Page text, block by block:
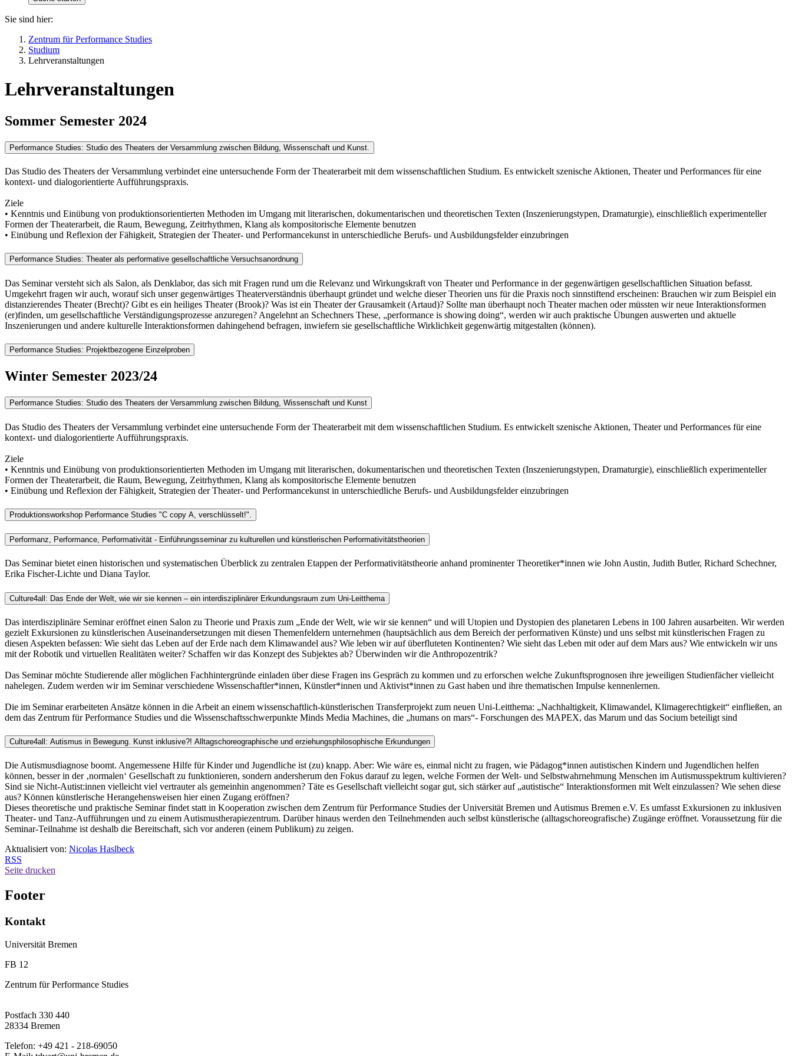
Sie sind hier:
Zentrum für Performance Studies
Studium
Lehrveranstaltungen
Lehrveranstaltungen
Sommer Semester 2024
Performance Studies: Studio des Theaters der Versammlung zwischen Bildung, Wissenschaft und Kunst.
Das Studio des Theaters der Versammlung verbindet eine untersuchende Form der Theaterarbeit mit dem wissenschaftlichen Studium. Es entwickelt szenische Aktionen, Theater und Performances für eine
kontext- und dialogorientierte Aufführungspraxis.
Ziele
• Kenntnis und Einübung von produktionsorientierten Methoden im Umgang mit literarischen, dokumentarischen und theoretischen Texten (Inszenierungstypen, Dramaturgie), einschließlich experimenteller
Formen der Theaterarbeit, die Raum, Bewegung, Zeitrhythmen, Klang als kompositorische Elemente benutzen
• Einübung und Reflexion der Fähigkeit, Strategien der Theater- und Performancekunst in unterschiedliche Berufs- und Ausbildungsfelder einzubringen
Performance Studies: Theater als performative gesellschaftliche Versuchsanordnung
Das Seminar versteht sich als Salon, als Denklabor, das sich mit Fragen rund um die Relevanz und Wirkungskraft von Theater und Performance in der gegenwärtigen gesellschaftlichen Situation befasst.
Umgekehrt fragen wir auch, worauf sich unser gegenwärtiges Theaterverständnis überhaupt gründet und welche dieser Theorien uns für die Praxis noch sinnstiftend erscheinen: Brauchen wir zum Beispiel ein
distanzierendes Theater (Brecht)? Gibt es ein heiliges Theater (Brook)? Was ist ein Theater der Grausamkeit (Artaud)? Sollte man überhaupt noch Theater machen oder müssten wir neue Interaktionsformen
(er)finden, um gesellschaftliche Verständigungsprozesse anzuregen? Angelehnt an Schechners These, „performance is showing doing“, werden wir auch praktische Übungen auswerten und aktuelle
Inszenierungen und andere kulturelle Interaktionsformen dahingehend befragen, inwiefern sie gesellschaftliche Wirklichkeit gegenwärtig mitgestalten (können).
Performance Studies: Projektbezogene Einzelproben
Winter Semester 2023/24
Performance Studies: Studio des Theaters der Versammlung zwischen Bildung, Wissenschaft und Kunst
Das Studio des Theaters der Versammlung verbindet eine untersuchende Form der Theaterarbeit mit dem wissenschaftlichen Studium. Es entwickelt szenische Aktionen, Theater und Performances für eine
kontext- und dialogorientierte Aufführungspraxis.
Ziele
• Kenntnis und Einübung von produktionsorientierten Methoden im Umgang mit literarischen, dokumentarischen und theoretischen Texten (Inszenierungstypen, Dramaturgie), einschließlich experimenteller
Formen der Theaterarbeit, die Raum, Bewegung, Zeitrhythmen, Klang als kompositorische Elemente benutzen
• Einübung und Reflexion der Fähigkeit, Strategien der Theater- und Performancekunst in unterschiedliche Berufs- und Ausbildungsfelder einzubringen
Produktionsworkshop Performance Studies "C copy A, verschlüsselt!".
Performanz, Performance, Performativität - Einführungsseminar zu kulturellen und künstlerischen Performativitätstheorien
Das Seminar bietet einen historischen und systematischen Überblick zu zentralen Etappen der Performativitätstheorie anhand prominenter Theoretiker*innen wie John Austin, Judith Butler, Richard Schechner,
Erika Fischer-Lichte und Diana Taylor.
Culture4all: Das Ende der Welt, wie wir sie kennen – ein interdisziplinärer Erkundungsraum zum Uni-Leitthema
Das interdisziplinäre Seminar eröffnet einen Salon zu Theorie und Praxis zum „Ende der Welt, wie wir sie kennen“ und will Utopien und Dystopien des planetaren Lebens in 100 Jahren ausarbeiten. Wir werden
gezielt Exkursionen zu künstlerischen Auseinandersetzungen mit diesen Themenfeldern unternehmen (hauptsächlich aus dem Bereich der performativen Künste) und uns selbst mit künstlerischen Fragen zu
diesen Aspekten befassen: Wie sieht das Leben auf der Erde nach dem Klimawandel aus? Wie leben wir auf überfluteten Kontinenten? Wie sieht das Leben mit oder auf dem Mars aus? Wie entwickeln wir uns
mit der Robotik und virtuellen Realitäten weiter? Schaffen wir das Konzept des Subjektes ab? Überwinden wir die Anthropozentrik?
Das Seminar möchte Studierende aller möglichen Fachhintergründe einladen über diese Fragen ins Gespräch zu kommen und zu erforschen welche Zukunftsprognosen ihre jeweiligen Studienfächer vielleicht
nahelegen. Zudem werden wir im Seminar verschiedene Wissenschaftler*innen, Künstler*innen und Aktivist*innen zu Gast haben und ihre thematischen Impulse kennenlernen.
Die im Seminar erarbeiteten Ansätze können in die Arbeit an einem wissenschaftlich-künstlerischen Transferprojekt zum neuen Uni-Leitthema: „Nachhaltigkeit, Klimawandel, Klimagerechtigkeit“ einfließen, an
dem das Zentrum für Performance Studies und die Wissenschaftsschwerpunkte Minds Media Machines, die „humans on mars“- Forschungen des MAPEX, das Marum und das Socium beteiligt sind
Culture4all: Autismus in Bewegung. Kunst inklusive?! Alltagschoreographische und erziehungsphilosophische Erkundungen
Die Autismusdiagnose boomt. Angemessene Hilfe für Kinder und Jugendliche ist (zu) knapp. Aber: Wie wäre es, einmal nicht zu fragen, wie Pädagog*innen autistischen Kindern und Jugendlichen helfen
können, besser in der ‚normalen‘ Gesellschaft zu funktionieren, sondern andersherum den Fokus darauf zu legen, welche Formen der Welt- und Selbstwahrnehmung Menschen im Autismusspektrum kultivieren?
Sind sie Nicht-Autist:innen vielleicht viel vertrauter als gemeinhin angenommen? Täte es Gesellschaft vielleicht sogar gut, sich stärker auf „autistische“ Interaktionsformen mit Welt einzulassen? Wie sehen diese
aus? Können künstlerische Herangehensweisen hier einen Zugang eröffnen?
Dieses theoretische und praktische Seminar findet statt in Kooperation zwischen dem Zentrum für Performance Studies der Universität Bremen und Autismus Bremen e.V. Es umfasst Exkursionen zu inklusiven
Theater- und Tanz-Aufführungen und zu einem Autismustherapiezentrum. Darüber hinaus werden den Teilnehmenden auch selbst künstlerische (alltagschoreografische) Zugänge eröffnet. Voraussetzung für die
Seminar-Teilnahme ist deshalb die Bereitschaft, sich vor anderen (einem Publikum) zu zeigen.
Aktualisiert von: Nicolas Haslbeck
RSS
Seite drucken
Footer
Kontakt
Universität Bremen
FB 12
Zentrum für Performance Studies
Postfach 330 440
28334 Bremen
Telefon: +49 421 - 218-69050